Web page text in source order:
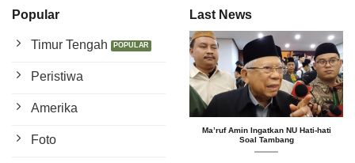
Popular
Timur Tengah
Peristiwa
Amerika
Foto
Last News
Ma’ruf Amin Ingatkan NU Hati-hati
Soal Tambang